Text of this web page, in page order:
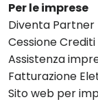
Per le imprese
Diventa Partner
Cessione Crediti
Assistenza
Fatturazione
Sito web per